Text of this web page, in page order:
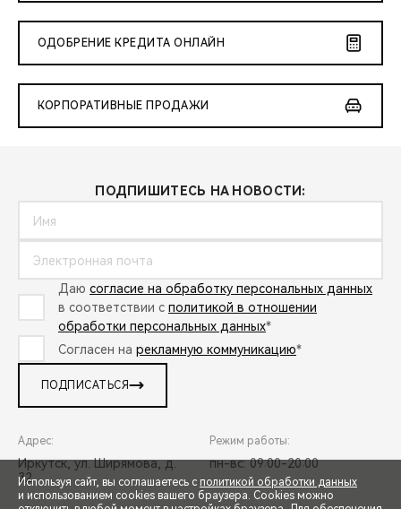
ОДОБРЕНИЕ КРЕДИТА ОНЛАЙН
КОРПОРАТИВНЫЕ ПРОДАЖИ
ПОДПИШИТЕСЬ НА НОВОСТИ:
Даю согласие на обработку персональных данных
в соответствии с политикой в отношении
обработки персональных данных*
Согласен на рекламную коммуникацию*
ПОДПИСАТЬСЯ
Адрес:
Иркутск, ул. Ширямова, д.
32
Режим работы:
пн-вс: 09:00-20:00
Используя сайт, вы соглашаетесь с политикой обработки данных
и использованием cookies вашего браузера. Cookies можно